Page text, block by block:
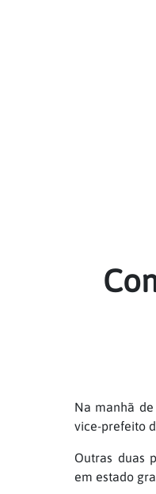
Na manhã
vice-prefeito
Outras duas
em estado